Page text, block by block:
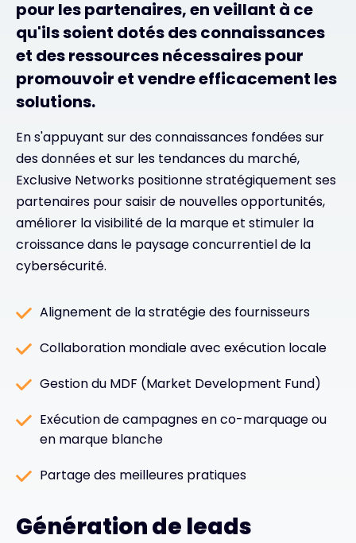
pour les partenaires, en veillant à ce
qu'ils soient dotés des connaissances
et des ressources nécessaires pour
promouvoir et vendre efficacement les
solutions.
En s'appuyant sur des connaissances fondées sur
des données et sur les tendances du marché,
Exclusive Networks positionne stratégiquement ses
partenaires pour saisir de nouvelles opportunités,
améliorer la visibilité de la marque et stimuler la
croissance dans le paysage concurrentiel de la
cybersécurité.
Alignement de la stratégie des fournisseurs
Collaboration mondiale avec exécution locale
Gestion du MDF (Market Development Fund)
Exécution de campagnes en co-marquage ou
en marque blanche
Partage des meilleures pratiques
Génération de leads